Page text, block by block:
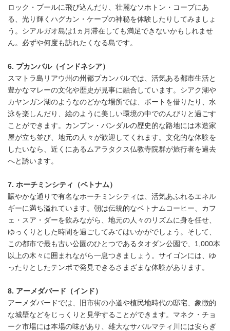
ロック・プールに飛び込んだり、壮麗なソホトン・コーブにあ
る、光り輝くハグカン・ケーブの神秘を体験したりしてみましょ
う。シアルガオ島は1ヵ月滞在しても満足できないかもしれませ
ん。必ずや何度も訪れたくなる島です。
6. プカンバル（インドネシア）
スマトラ島リアウ州の州都プカンバルでは、活気ある都市生活と
豊かなマレーの文化や歴史が見事に融合しています。シアク湖や
カヤンガン湖のようなのどかな場所では、ボートを借りたり、水
泳を楽しんだり、絵のように美しい環境の中でのんびりと過ごす
ことができます。カンプン・バンダルの歴史的な路地には木造家
屋が立ち並び、地元の人々が歓迎してくれます。文化的な体験を
したいなら、近くにあるムアラタクス仏教寺院群が旅行者を過去
へと誘います。
7. ホーチミンシティ（ベトナム）
賑やかな通りで有名なホーチミンシティは、活気あふれるエネル
ギーに満ち溢れています。朝は伝統的なベトナムコーヒー、カフ
ェ・スア・ダーを飲みながら、地元の人々のリズムに身を任せ、
ゆっくりとした時間を過ごしてみてはいかがでしょう。そして、
この都市で最も古い公園のひとつであるタオダン公園で、1,000本
以上の木々に囲まれながら一息つきましょう。サイゴンには、ゆ
ったりとしたテンポで発見できるさまざまな体験があります。
8. アーメダバード（インド）
アーメダバードでは、旧市街の小道や植民地時代の邸宅、象徴的
な城壁などをじっくりと見学することができます。マネク・チョ
ーク市場には本場の味があり、雄大なサバルマティ川には安らぎ